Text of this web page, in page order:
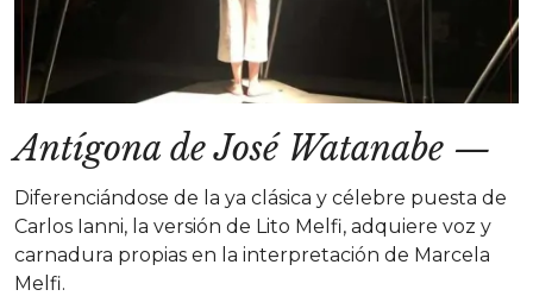
Antígona de José Watanabe —
Diferenciándose de la ya clásica y célebre puesta de
Carlos Ianni, la versión de Lito Melfi, adquiere voz y
carnadura propias en la interpretación de Marcela
Melfi.